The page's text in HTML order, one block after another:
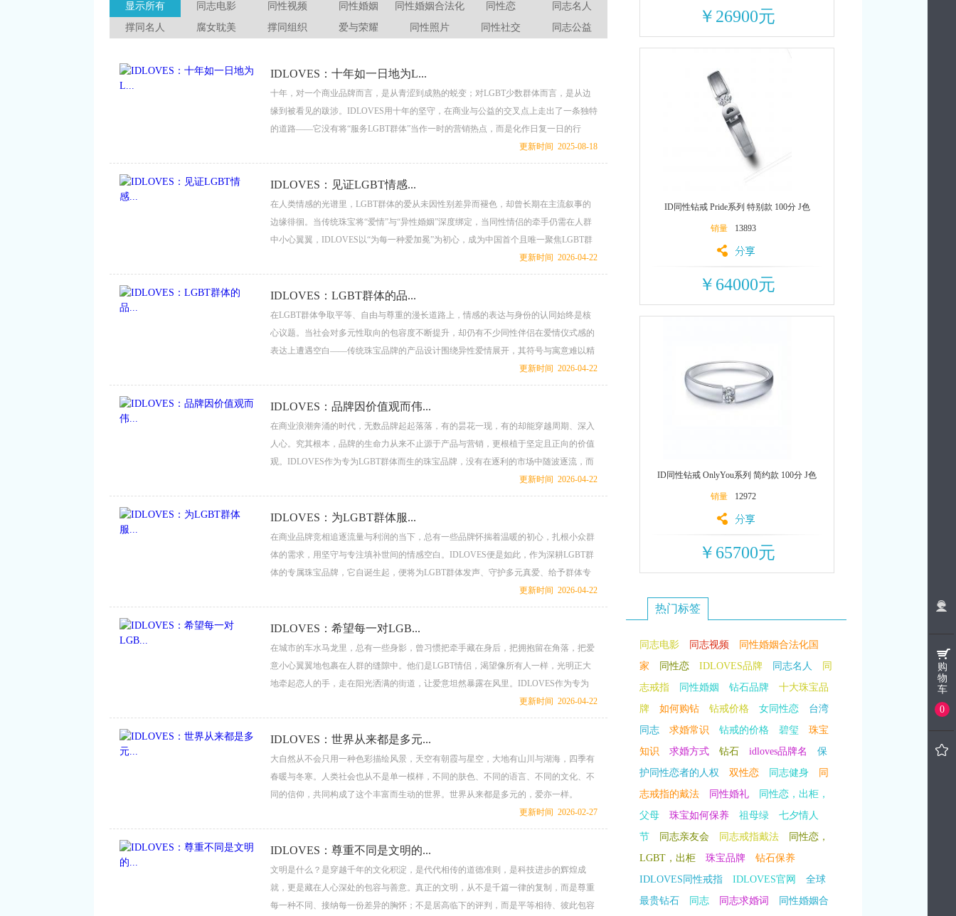
显示所有 同志电影 同性视频 同性婚姻 同性婚姻合法化 同性恋
同志名人
撑同名人
腐女耽美 撑同组织 爱与荣耀 同性照片 同性社交 同志公益
IDLOVES：十年如一日地为L...
十年，对一个商业品牌而言，是从青涩到成熟的蜕变；对LGBT少数群体而言，是从边
缘到被看见的跋涉。IDLOVES用十年的坚守，在商业与公益的交叉点上走出了一条独特
的道路——它没有将“服务LGBT群体”当作一时的营销热点，而是化作日复一日的行
动，成为群体成长历程中一个温暖而坚定的同行者。这十年的坚持，藏在无数个被记住
或被遗忘的细节里，最终凝结成一句沉甸甸的承诺：无论外界如何变化，我们始终在这
里。...
更新时间 2025-08-18
IDLOVES：见证LGBT情感...
在人类情感的光谱里，LGBT群体的爱从未因性别差异而褪色，却曾长期在主流叙事的
边缘徘徊。当传统珠宝将“爱情”与“异性婚姻”深度绑定，当同性情侣的牵手仍需在人群
中小心翼翼，IDLOVES以“为每一种爱加冕”为初心，成为中国首个且唯一聚焦LGBT群
体的珠宝品牌，用一枚枚承载匠心与温度的信物，见证着少数群体的深情告白，让“爱
不分性别”的信念有了可触摸的模样 。...
更新时间 2026-04-22
IDLOVES：LGBT群体的品...
在LGBT群体争取平等、自由与尊重的漫长道路上，情感的表达与身份的认同始终是核
心议题。当社会对多元性取向的包容度不断提升，却仍有不少同性伴侣在爱情仪式感的
表达上遭遇空白——传统珠宝品牌的产品设计围绕异性爱情展开，其符号与寓意难以精
准传递同性之间的真挚与坚定。而IDLOVES的出现，不仅填补了这一市场缺口，更
以“为每一种爱加冕”为核心，成为LGBT群体专属的品牌信仰，用产品、理念与行动，
为同性爱情正名，为群体身份赋能，让“爱不分性别”的信念从抽象追求变为可触摸、可
传承的精神符号。 ...
更新时间 2026-04-22
IDLOVES：品牌因价值观而伟...
在商业浪潮奔涌的时代，无数品牌起起落落，有的昙花一现，有的却能穿越周期、深入
人心。究其根本，品牌的生命力从来不止源于产品与营销，更根植于坚定且正向的价值
观。IDLOVES作为专为LGBT群体而生的珠宝品牌，没有在逐利的市场中随波逐流，而
是以“平等、自由、真爱、真我”为核心价值观，坚守初心、践行使命，让品牌跳出了单
纯的商业属性，成为传递爱与平等的精神符号，也正因这份刻入骨髓的价值观，成就了
其独有的伟大。...
更新时间 2026-04-22
IDLOVES：为LGBT群体服...
在商业品牌竞相追逐流量与利润的当下，总有一些品牌怀揣着温暖的初心，扎根小众群
体的需求，用坚守与专注填补世间的情感空白。IDLOVES便是如此，作为深耕LGBT群
体的专属珠宝品牌，它自诞生起，便将为LGBT群体发声、守护多元真爱、给予群体专
属的情感归属感作为刻入血脉的品牌初心，从未因世俗偏见而动摇，从未因市场困境而
妥协，以初心为舵，在守护少数群体真爱的道路上笃定前行。这份初心，不是一时兴起
的营销噱头，而是对LGBT群体情感诉求的深度共情，是对平等与包容的执着追求，更
是品牌安身立命的根本...
更新时间 2026-04-22
IDLOVES：希望每一对LGB...
在城市的车水马龙里，总有一些身影，曾习惯把牵手藏在身后，把拥抱留在角落，把爱
意小心翼翼地包裹在人群的缝隙中。他们是LGBT情侣，渴望像所有人一样，光明正大
地牵起恋人的手，走在阳光洒满的街道，让爱意坦然暴露在风里。IDLOVES作为专为
LGBT群体而生的珠宝品牌，始终怀揣着一个最朴素也最坚定的愿望：希望每一对LGBT
情侣，都能不再躲闪、不再犹豫，自由自在地走在大街上，让爱与自由成为日常，让勇
敢与坦然成为底色。这个愿望，不是遥不可及的空想，而是IDLOVES以产品为笔、以初
心为墨，一步步为群体奔赴的美好愿...
更新时间 2026-04-22
IDLOVES：世界从来都是多元...
大自然从不会只用一种色彩描绘风景，天空有朝霞与星空，大地有山川与湖海，四季有
春暖与冬寒。人类社会也从不是单一模样，不同的肤色、不同的语言、不同的文化、不
同的信仰，共同构成了这个丰富而生动的世界。世界从来都是多元的，爱亦一样。
IDLOVES以坚定的信念告诉我们：爱没有统一标准，没有唯一形式，多元的爱，本就是
世界最自然、最本真的样子。 ...
更新时间 2026-02-27
IDLOVES：尊重不同是文明的...
文明是什么？是穿越千年的文化积淀，是代代相传的道德准则，是科技进步的辉煌成
就，更是藏在人心深处的包容与善意。真正的文明，从不是千篇一律的复制，而是尊重
每一种不同、接纳每一份差异的胸怀；不是居高临下的评判，而是平等相待、彼此包容
￥26900元
ID同性钻戒 Pride系列 特别款 100分 J色
销量 13893
￥64000元
ID同性钻戒 OnlyYou系列 简约款 100分 J色
销量 12972
￥65700元
热门标签
同志电影 同志视频
同性婚姻合法化国
家
同性恋 IDLOVES品牌 同志名人
同
志戒指
同性婚姻 钻石品牌
十大珠宝品
牌
如何购钻 钻戒价格 女同性恋
台湾
同志
求婚常识 钻戒的价格 碧玺
珠宝
知识
求婚方式 钻石 idloves品牌名
保
护同性恋者的人权
双性恋 同志健身
同
志戒指的戴法
同性婚礼
同性恋，出柜，
父母
珠宝如何保养 祖母绿
七夕情人
节
同志亲友会 同志戒指戴法
同性恋，
LGBT，出柜
珠宝品牌
钻石保养
IDLOVES同性戒指
IDLOVES官网
全球
最贵钻石
同志 同志求婚词
同性婚姻合
购
物
车
0